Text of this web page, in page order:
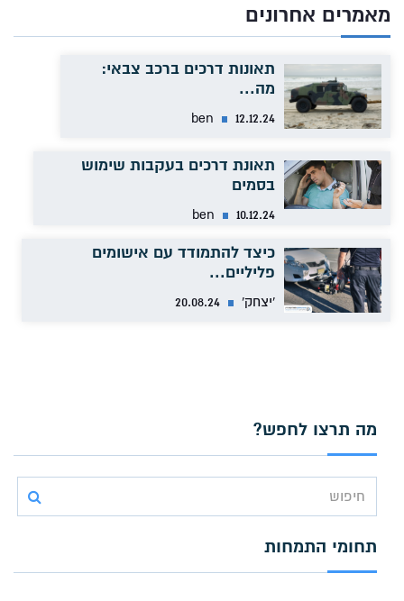
מאמרים אחרונים
תאונות דרכים ברכב צבאי:
מה...
ben 12.12.24
תאונת דרכים בעקבות שימוש
בסמים
ben 10.12.24
כיצד להתמודד עם אישומים
פליליים...
'יצחק'
מה תרצו לחפש?
for
תחומי התמחות